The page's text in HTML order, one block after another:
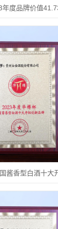
年度品牌价值
酱香型白酒十大